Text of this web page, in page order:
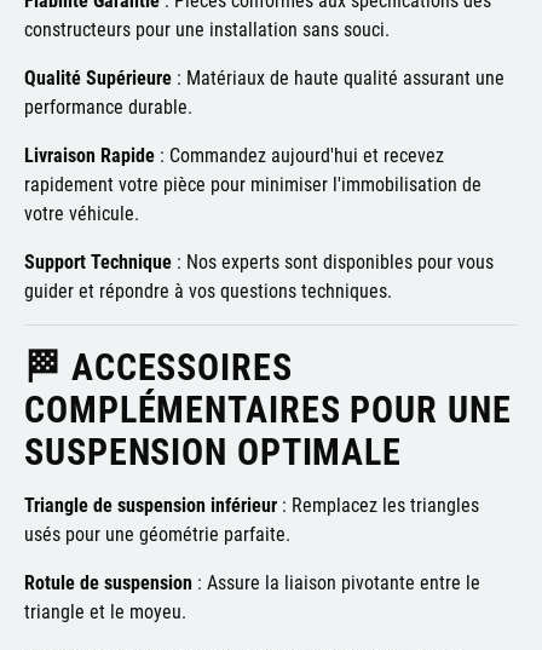
constructeurs pour une installation sans souci.
Qualité Supérieure : Matériaux de haute qualité assurant une
performance durable.
Livraison Rapide : Commandez aujourd'hui et recevez
rapidement votre pièce pour minimiser l'immobilisation de
votre véhicule.
Support Technique : Nos experts sont disponibles pour vous
guider et répondre à vos questions techniques.
🏁 ACCESSOIRES
COMPLÉMENTAIRES POUR UNE
SUSPENSION OPTIMALE
Triangle de suspension inférieur : Remplacez les triangles
usés pour une géométrie parfaite.
Rotule de suspension : Assure la liaison pivotante entre le
triangle et le moyeu.